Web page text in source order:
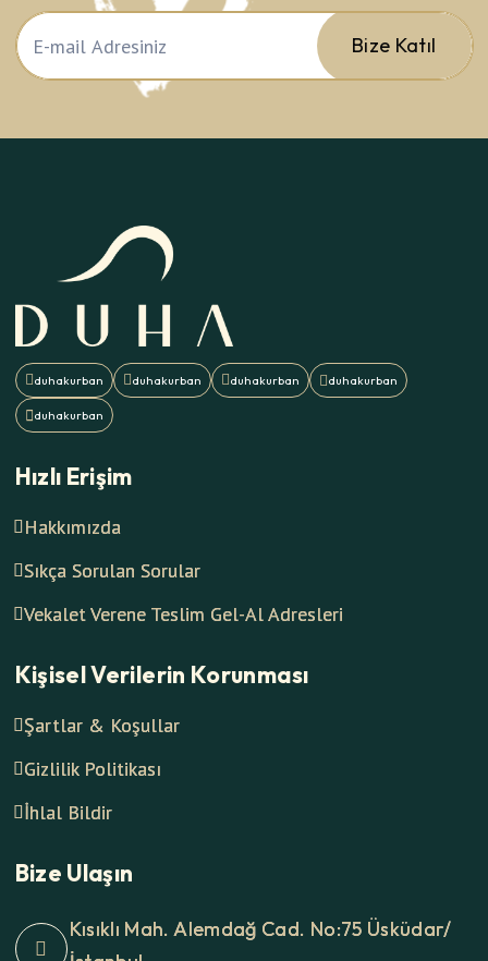
Bize Katıl
Hızlı Erişim
Hakkımızda
Sıkça Sorulan Sorular
Vekalet Verene Teslim Gel-Al Adresleri
Kişisel Verilerin Korunması
Şartlar & Koşullar
Gizlilik Politikası
İhlal Bildir
Bize Ulaşın
Kısıklı Mah. Alemdağ Cad. No:75 Üsküdar/